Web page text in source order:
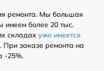
ремонта. Мы большая
имеем более 20 тыс.
складах уже имеется
. При заказе ремонта на
-25%.